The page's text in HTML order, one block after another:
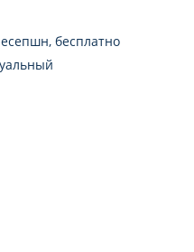
и мячей бесплатно
бесплатно